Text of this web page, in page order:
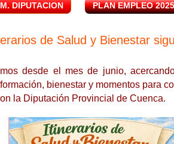
DIPUTACION PLAN EMPLEO 2025
de Salud y Bienestar
desde el mes de junio,
bienestar y momentos para
la Diputación Provincial de Cuenca.